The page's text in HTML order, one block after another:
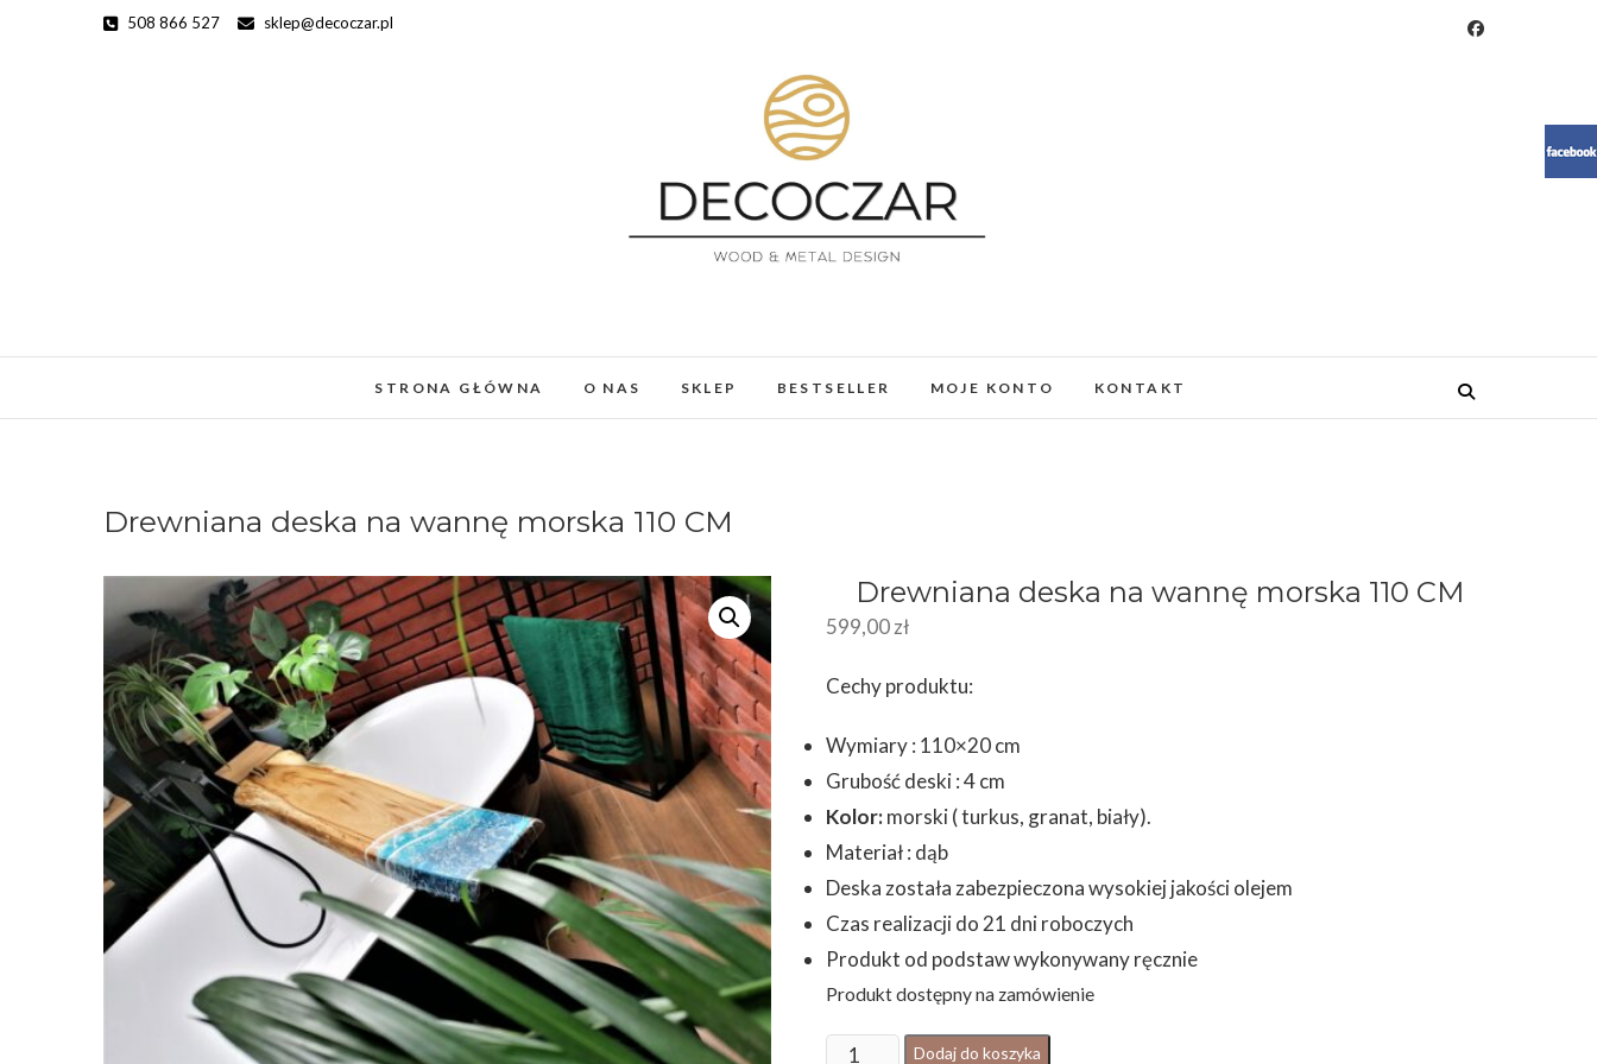
508 866 527 sklep@decoczar.pl
DECOCZAR
STRONA GŁÓWNA O NAS SKLEP BESTSELLER MOJE KONTO KONTAKT
Drewniana deska na wannę morska 110 CM
Drewniana deska na wannę morska 110 CM
599,00zł
Cechy produktu:
Wymiary : 110×20 cm
Grubość deski : 4 cm
Kolor:morski ( turkus, granat, biały).
Materiał : dąb
Deska została zabezpieczona wysokiej jakości olejem
Czas realizacji do 21 dni roboczych
Produkt od podstaw wykonywany ręcznie
Produkt dostępny na zamówienie
ilość
Dodaj do koszyka